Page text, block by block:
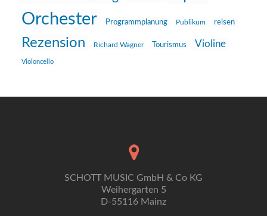
Orchester Programmplanung Publikum reisen
Rezension Richard Wagner Tourismus Violine
Violoncello
SCHOTT MUSIC GmbH & Co KG
Weihergarten 5
D-55116 Mainz